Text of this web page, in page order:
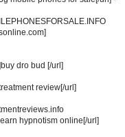
dro bud [/url]
review[/url]
hypnotism online[/url]